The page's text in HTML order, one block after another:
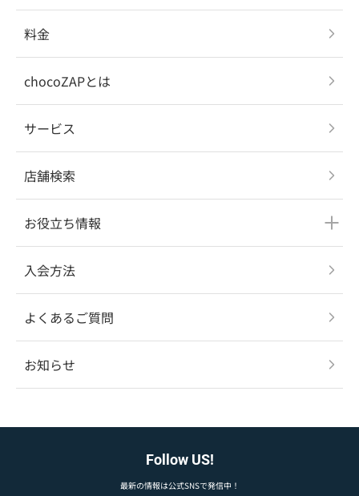
料金
chocoZAPとは
サービス
店舗検索
お役立ち情報
入会方法
よくあるご質問
お知らせ
Follow US!
最新の情報は公式SNSで発信中！